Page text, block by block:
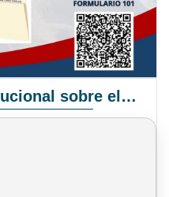
Pronunciamiento Institucional sobre el Proyecto de Ley N° 068/2025-2026 C.S.